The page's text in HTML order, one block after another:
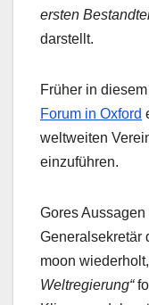
ersten
darstellt.
Früher in
Forum in Oxford
weltweiten
einzuführen.
Gores
Generalsekretär
moon
Weltregierung“